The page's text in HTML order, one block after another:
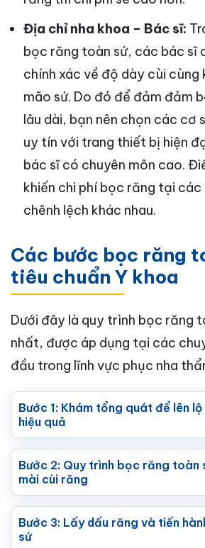
Địa chỉ nha khoa – Bác sĩ:
bọc răng toàn sứ, các bác sĩ
chính xác về độ dày cùi cùng
mão sứ. Do đó để đảm đảm
lâu dài, bạn nên chọn các cơ
uy tín với trang thiết bị hiện
bác sĩ có chuyên môn cao.
khiến chi phí bọc răng tại các
chênh lệch khác nhau.
Các bước bọc răng
tiêu chuẩn Y khoa
Dưới đây là quy trình bọc răng
nhất, được áp dụng tại các
đầu trong lĩnh vực phục nha
Bước 1: Khám tổng quát để lên
hiệu quả
Bước 2: Quy trình bọc răng toàn
mài cùi răng
Bước 3: Lấy dấu răng và tiến
sứ